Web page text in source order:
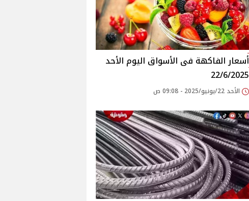
أسعار الفاكهة فى الأسواق‎‎ اليوم الأحد
22/6/2025
الأحد 22/يونيو/2025 - 09:08 ص